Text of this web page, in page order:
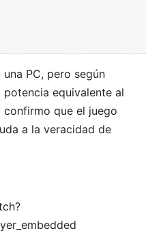
PC, pero según
potencia equivalente al
confirmo que el juego
a la veracidad de